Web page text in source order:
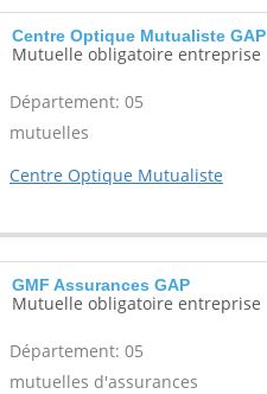
Centre Optique Mutualiste GAP
Mutuelle obligatoire entreprise
Département: 05
mutuelles
Centre Optique Mutualiste
GMF Assurances GAP
Mutuelle obligatoire entreprise
Département: 05
mutuelles d'assurances